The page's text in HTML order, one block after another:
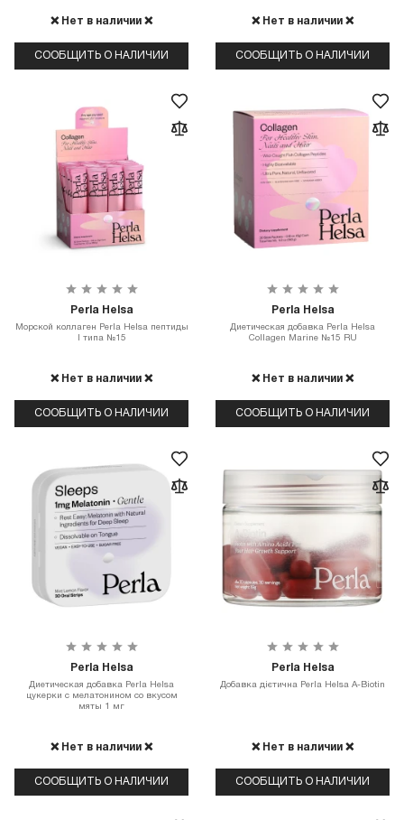
❌ Нет в наличии ❌
СООБЩИТЬ О НАЛИЧИИ
❌ Нет в наличии ❌
СООБЩИТЬ О НАЛИЧИИ
Perla Helsa
Морской коллаген Perla Helsa пептиды
I типа №15
❌ Нет в наличии ❌
СООБЩИТЬ О НАЛИЧИИ
Perla Helsa
Диетическая добавка Perla Helsa
Collagen Marine №15 RU
❌ Нет в наличии ❌
СООБЩИТЬ О НАЛИЧИИ
Perla Helsa
Диетическая добавка Perla Helsa
цукерки с мелатонином со вкусом
мяты 1 мг
❌ Нет в наличии ❌
СООБЩИТЬ О НАЛИЧИИ
Perla Helsa
Добавка дієтична Perla Helsa A-Biotin
❌ Нет в наличии ❌
СООБЩИТЬ О НАЛИЧИИ